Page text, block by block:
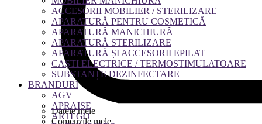
Datele mele
Comenzile mele
ACCESORII MOBILIER / STERILIZARE
APARATURĂ PENTRU COSMETICĂ
APARATURĂ MANICHIURĂ
APARATURĂ STERILIZARE
APARATURĂ ȘI ACCESORII EPILAT
CAȘTI ELECTRICE / TERMOSTIMULATOARE
SUBSTANȚE DEZINFECTARE
BRANDURI
AGV
APRAISE
ARTEGO